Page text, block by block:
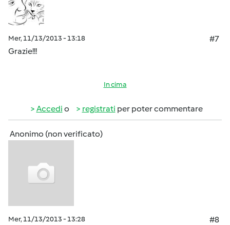
Mer, 11/13/2013 - 13:18
#7
Grazie!!!
In cima
Accedi o registrati per poter commentare
Anonimo (non verificato)
Mer, 11/13/2013 - 13:28
#8